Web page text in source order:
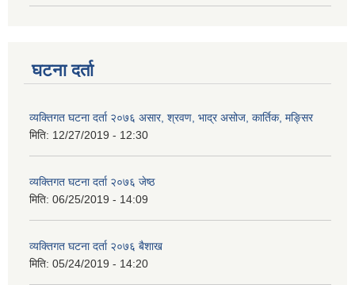
घटना दर्ता
व्यक्तिगत घटना दर्ता २०७६ असार, श्रवण, भाद्र असोज, कार्तिक, मङ्सिर
मिति: 12/27/2019 - 12:30
व्यक्तिगत घटना दर्ता २०७६ जेष्ठ
मिति: 06/25/2019 - 14:09
व्यक्तिगत घटना दर्ता २०७६ बैशाख
मिति: 05/24/2019 - 14:20